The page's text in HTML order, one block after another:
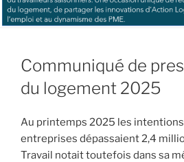
Communiqué de
du logement 2025
Au printemps 2025 les
entreprises dépassaient 2,4
Travail notait toutefois dans sa